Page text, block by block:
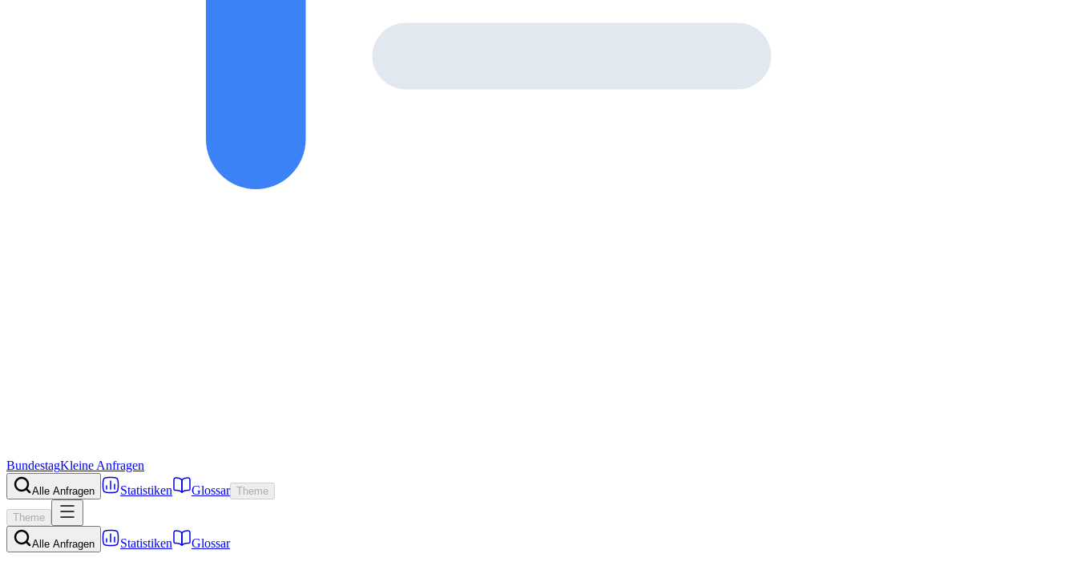
BundestagKleine Anfragen
Alle Anfragen Statistiken Glossar Theme
Theme
Alle Anfragen Statistiken Glossar